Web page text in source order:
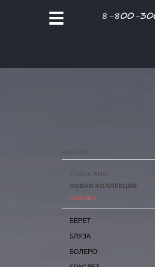
8-800-
КАТАЛОГ
СТИЛЬ АНО
НОВАЯ КОЛЛЕКЦИЯ
СКИДКА
БЕРЕТ
БЛУЗА
БОЛЕРО